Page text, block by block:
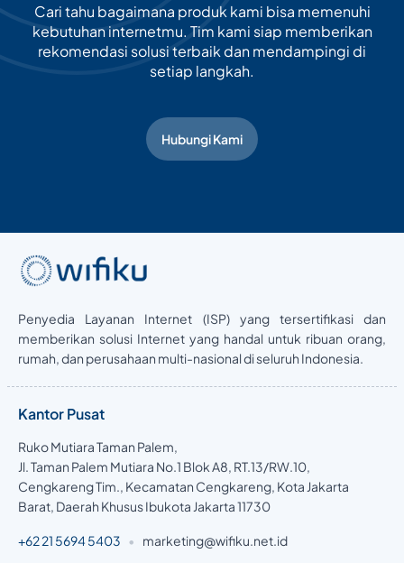
Cari tahu bagaimana produk kami bisa memenuhi
kebutuhan internetmu. Tim kami siap memberikan
rekomendasi solusi terbaik dan mendampingi di
setiap langkah.
Hubungi Kami
Penyedia Layanan Internet (ISP) yang tersertifikasi dan
memberikan solusi Internet yang handal untuk ribuan orang,
rumah, dan perusahaan multi-nasional di seluruh Indonesia.
Kantor Pusat
Ruko Mutiara Taman Palem,
Jl. Taman Palem Mutiara No.1 Blok A8, RT.13/RW.10,
Cengkareng Tim., Kecamatan Cengkareng, Kota Jakarta
Barat, Daerah Khusus Ibukota Jakarta 11730
+62 21 5694 5403 • marketing@wifiku.net.id